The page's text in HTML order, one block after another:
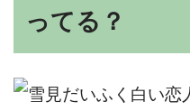
ってる？